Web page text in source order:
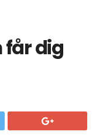
får dig